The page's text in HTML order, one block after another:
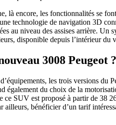
là encore, les fonctionnalités se
technologie de navigation 3D
au niveau des assises arrière. Un
disponible depuis l’intérieur du
3008 Peugeot ?
les trois versions du
également du choix de la
ce SUV est proposé à partir de 38
ailleurs, bénéficier d’un tarif